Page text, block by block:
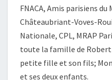
FNACA, Amis parisiens du
Châteaubriant-Voves-
Nationale, CPL, MRAP
toute la famille de Robert
petite fille et son fils;
et ses deux enfants.